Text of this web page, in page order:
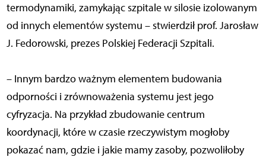
termodynamiki, zamykając szpitale w silosie izolowanym
od innych elementów systemu – stwierdził prof. Jarosław
J. Fedorowski, prezes Polskiej Federacji Szpitali.
– Innym bardzo ważnym elementem budowania
odporności i zrównoważenia systemu jest jego
cyfryzacja. Na przykład zbudowanie centrum
koordynacji, które w czasie rzeczywistym mogłoby
pokazać nam, gdzie i jakie mamy zasoby, pozwoliłoby